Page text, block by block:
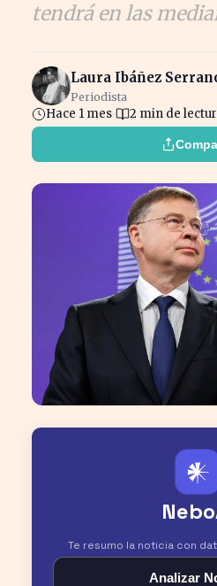
tendrá en las
Laura Ibáñez
Periodista
Hace 1 mes 2 min de
𒀭
Te resumo la noticia con
Analizar